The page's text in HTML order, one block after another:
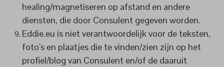
healing/magnetiseren op afstand en andere
diensten, die door Consulent gegeven worden.
Eddie.eu is niet verantwoordelijk voor de teksten,
foto’s en plaatjes die te vinden/zien zijn op het
profiel/blog van Consulent en/of de daaruit